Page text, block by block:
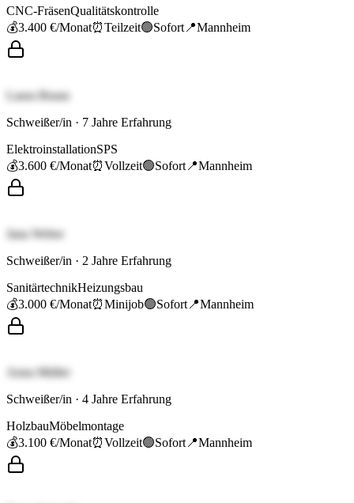
CNC-FräsenQualitätskontrolle
💰3.400 €/Monat⏰Teilzeit🟢Sofort 📍Mannheim
Laura Braun
Schweißer/in · 7 Jahre Erfahrung
ElektroinstallationSPS
💰3.600 €/Monat⏰Vollzeit🟢Sofort 📍Mannheim
Jana Weber
Schweißer/in · 2 Jahre Erfahrung
SanitärtechnikHeizungsbau
💰3.000 €/Monat⏰Minijob🟢Sofort 📍Mannheim
Anna Müller
Schweißer/in · 4 Jahre Erfahrung
HolzbauMöbelmontage
💰3.100 €/Monat⏰Vollzeit🟢Sofort 📍Mannheim